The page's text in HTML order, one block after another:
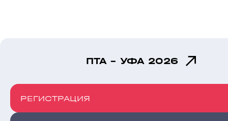
ПТА - УФА 2026
РЕГИСТРАЦИЯ